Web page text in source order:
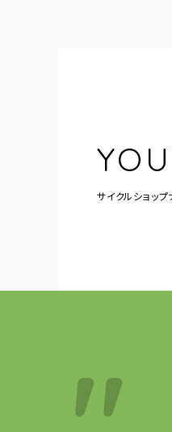
サイクルショッ